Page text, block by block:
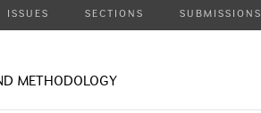
ISSUES SECTIONS SUBMISSIONS
METHODOLOGY